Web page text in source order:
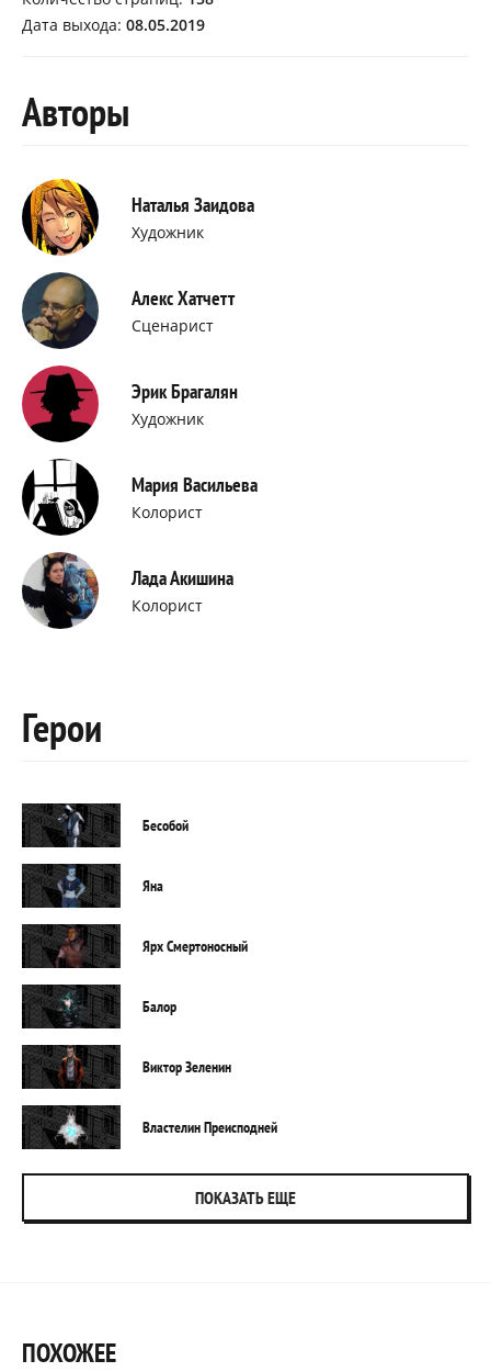
Дата выхода: 08.05.2019
Авторы
Наталья Заидова
Художник
Алекс Хатчетт
Сценарист
Эрик Брагалян
Художник
Мария Васильева
Колорист
Лада Акишина
Колорист
Герои
Бесобой
Яна
Ярх Смертоносный
Балор
Виктор Зеленин
Властелин Преисподней
ПОКАЗАТЬ ЕЩЕ
ПОХОЖЕЕ